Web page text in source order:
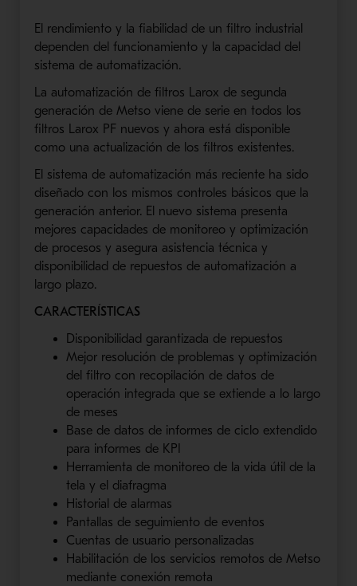
El rendimiento y la fiabilidad de un filtro industrial
dependen del funcionamiento y la capacidad del
sistema de automatización.
La automatización de filtros Larox de segunda
generación de Metso viene de serie en todos los
filtros Larox PF nuevos y ahora está disponible
como una actualización de los filtros existentes.
El sistema de automatización más reciente ha sido
diseñado con los mismos controles básicos que la
generación anterior. El nuevo sistema presenta
mejores capacidades de monitoreo y optimización
de procesos y asegura asistencia técnica y
disponibilidad de repuestos de automatización a
largo plazo.
CARACTERÍSTICAS
Disponibilidad garantizada de repuestos
Mejor resolución de problemas y optimización
del filtro con recopilación de datos de
operación integrada que se extiende a lo largo
de meses
Base de datos de informes de ciclo extendido
para informes de KPI
Herramienta de monitoreo de la vida útil de la
tela y el diafragma
Historial de alarmas
Pantallas de seguimiento de eventos
Cuentas de usuario personalizadas
Habilitación de los servicios remotos de Metso
mediante conexión remota